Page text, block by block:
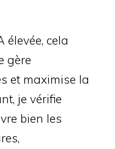
élevée, cela
gère
et maximise la
je vérifie
bien les